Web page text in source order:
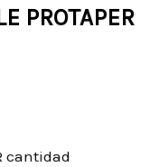
PROTAPER
cantidad